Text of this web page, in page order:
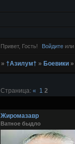
Привет, Гость! Войдите или
» †Азилум† » Боевики »
Страница: « 1 2
Жиромазавр
Ватное быдло